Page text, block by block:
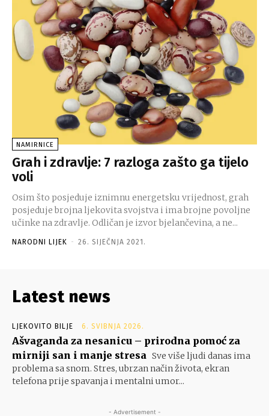
NAMIRNICE
Grah i zdravlje: 7 razloga zašto ga tijelo
voli
Osim što posjeduje iznimnu energetsku vrijednost, grah
posjeduje brojna ljekovita svojstva i ima brojne povoljne
učinke na zdravlje. Odličan je izvor bjelančevina, a ne...
NARODNI LIJEK - 26. SIJEČNJA 2021.
Latest news
LJEKOVITO BILJE 6. SVIBNJA 2026.
Ašvaganda za nesanicu – prirodna pomoć za
mirniji san i manje stresa Sve više ljudi danas ima
problema sa snom. Stres, ubrzan način života, ekran
telefona prije spavanja i mentalni umor...
- Advertisement -